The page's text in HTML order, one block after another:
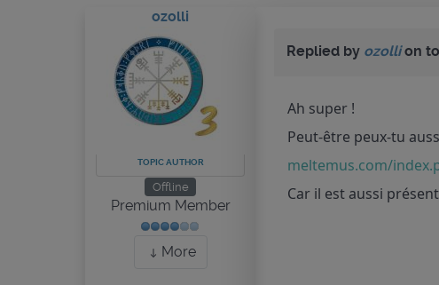
ozolli
TOPIC AUTHOR
Offline
Premium Member
More
Replied by ozollion
Ah super !
Peut-être peux-tu
meltemus.com/
Car il est aussi